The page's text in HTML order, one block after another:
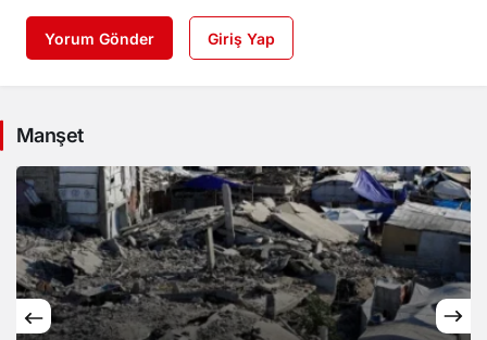
Yorum Gönder Giriş Yap
Manşet